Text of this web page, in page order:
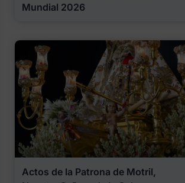
Mundial 2026
Actos de la Patrona de Motril,